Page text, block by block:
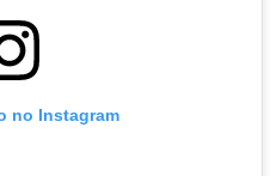
no Instagram